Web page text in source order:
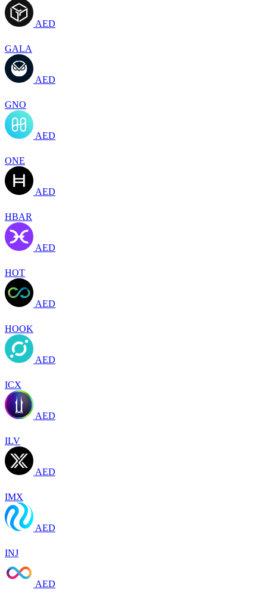
AED
GALA
AED
GNO
AED
ONE
AED
HBAR
AED
HOT
AED
HOOK
AED
ICX
AED
ILV
AED
IMX
AED
INJ
AED